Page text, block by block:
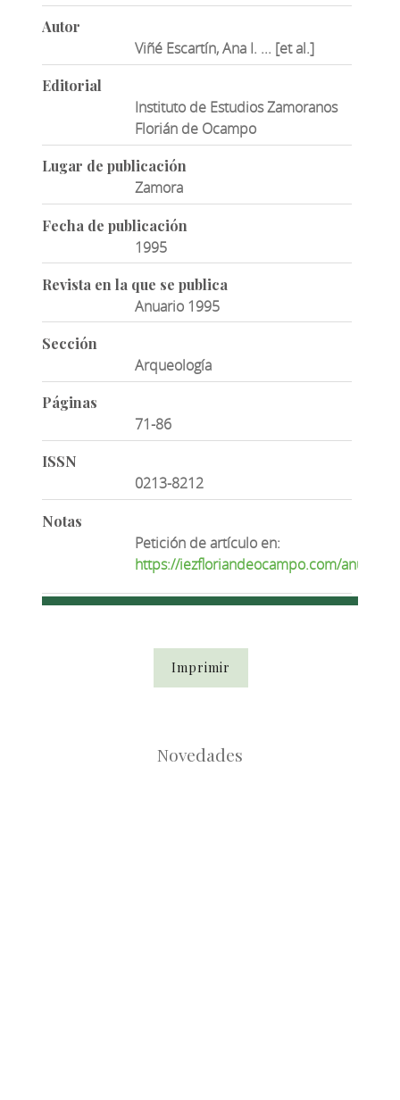
Autor
Viñé Escartín, Ana I. ... [et al.]
Editorial
Instituto de Estudios Zamoranos
Florián de Ocampo
Lugar de publicación
Zamora
Fecha de publicación
1995
Revista en la que se publica
Anuario 1995
Sección
Arqueología
Páginas
71-86
ISSN
0213-8212
Notas
Petición de artículo en:
https://iezfloriandeocampo.com/
Imprimir
Novedades